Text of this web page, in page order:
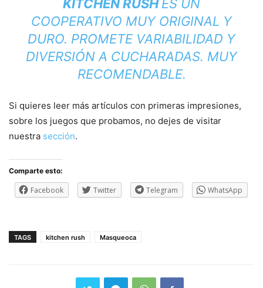
KITCHEN RUSHES UN
COOPERATIVO MUY ORIGINAL Y
DURO. PROMETE VARIABILIDAD Y
DIVERSIÓN A CUCHARADAS. MUY
RECOMENDABLE.
Si quieres leer más artículos con primeras impresiones,
sobre los juegos que probamos, no dejes de visitar
nuestra sección.
Comparte esto:
Facebook Twitter Telegram WhatsApp
TAGS kitchen rush Masqueoca